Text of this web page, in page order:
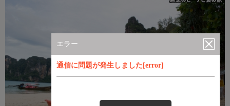
エラー
通信に問題が発生しました[error]